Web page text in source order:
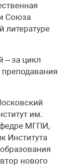
Союза
литературе
– за цикл
им.
МГПИ,
Института
нового